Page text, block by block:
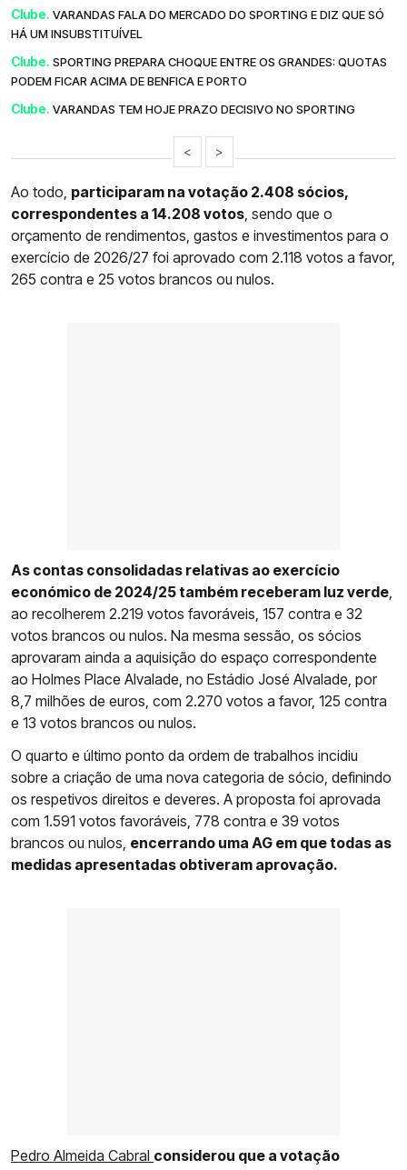
Clube. VARANDAS FALA DO MERCADO DO SPORTING E DIZ QUE SÓ
HÁ UM INSUBSTITUÍVEL
Clube. SPORTING PREPARA CHOQUE ENTRE OS GRANDES: QUOTAS
PODEM FICAR ACIMA DE BENFICA E PORTO
Clube. VARANDAS TEM HOJE PRAZO DECISIVO NO SPORTING
< >
Ao todo, participaram na votação 2.408 sócios,
correspondentes a 14.208 votos , sendo que o
orçamento de rendimentos, gastos e investimentos para o
exercício de 2026/27 foi aprovado com 2.118 votos a favor,
265 contra e 25 votos brancos ou nulos.
As contas consolidadas relativas ao exercício
económico de 2024/25 também receberam luz verde
ao recolherem 2.219 votos favoráveis, 157 contra e 32
votos brancos ou nulos. Na mesma sessão, os sócios
aprovaram ainda a aquisição do espaço correspondente
ao Holmes Place Alvalade, no Estádio José Alvalade, por
8,7 milhões de euros, com 2.270 votos a favor, 125 contra
e 13 votos brancos ou nulos.
O quarto e último ponto da ordem de trabalhos incidiu
sobre a criação de uma nova categoria de sócio, definindo
os respetivos direitos e deveres. A proposta foi aprovada
com 1.591 votos favoráveis, 778 contra e 39 votos
brancos ou nulos, encerrando uma AG em que todas as
medidas apresentadas obtiveram aprovação.
Pedro Almeida Cabral considerou que a votação